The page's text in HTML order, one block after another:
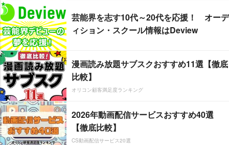
芸能界を志す10代～20代を応援！ オーデ
ィション・スクール情報はDeview
漫画読み放題サブスクおすすめ11選【徹底
比較】
オリコン顧客満足度ランキング
2026年動画配信サービスおすすめ40選
【徹底比較】
CS動画配信サービス20選